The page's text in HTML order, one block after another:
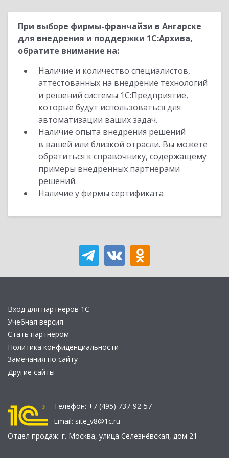
При выборе фирмы-франчайзи в Ангарске
для внедрения и поддержки 1С:Архива,
обратите внимание на:
Наличие и количество специалистов,
аттестованных на внедрение технологий
и решений системы 1С:Предприятие,
которые будут использоваться для
автоматизации ваших задач.
Наличие опыта внедрения решений
в вашей или близкой отрасли. Вы можете
обратиться к справочнику, содержащему
примеры внедренных партнерами
решений.
Наличие у фирмы сертификата
Вход для партнеров 1С
Учебная версия
Стать партнером
Политика конфиденциальности
Замечания по сайту
Другие сайты
Телефон: +7 (495) 737-92-57
Email: site_v8@1c.ru
Отдел продаж: г. Москва, улица Селезнёвская, дом 21